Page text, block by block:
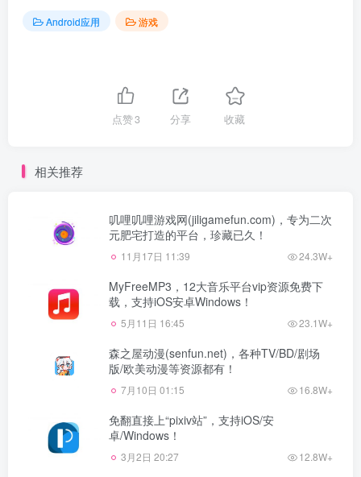
Android应用 游戏
点赞3 分享 收藏
相关推荐
叽哩叽哩游戏网(jiligamefun.com)，专为二次
元肥宅打造的平台，珍藏已久！
11月17日 11:39 24.3W+
MyFreeMP3，12大音乐平台vip资源免费下
载，支持iOS安卓Windows！
5月11日 16:45 23.1W+
森之屋动漫(senfun.net)，各种TV/BD/剧场
版/欧美动漫等资源都有！
7月10日 01:15 16.8W+
免翻直接上“pixiv站”，支持iOS/安
卓/Windows！
3月2日 20:27 12.8W+